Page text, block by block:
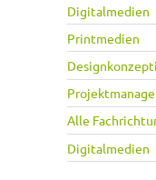
Digitalmedien
Printmedien
Alle
Digitalmedien